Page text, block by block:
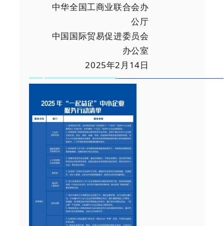
中华全国工商业联合会办
公厅
中国国际贸易促进委员会
办公室
2025年2月14日